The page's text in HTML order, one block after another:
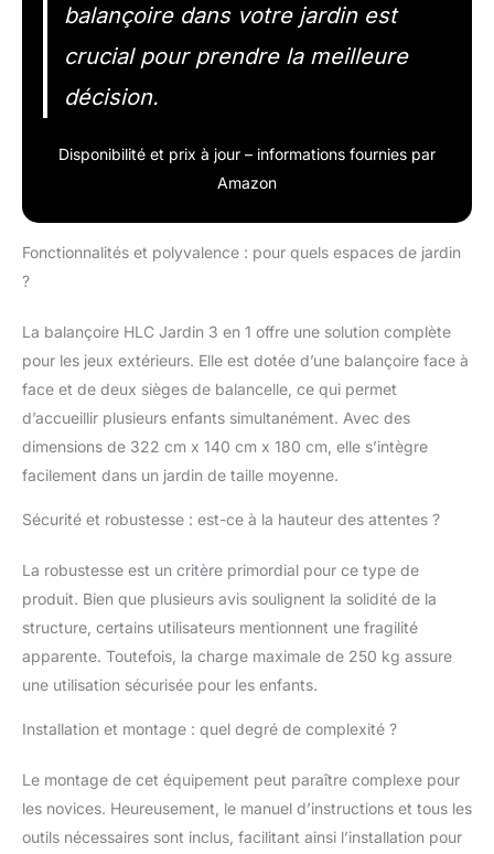
balançoire dans votre jardin est
crucial pour prendre la meilleure
décision.
Disponibilité et prix à jour – informations fournies par
Amazon
Fonctionnalités et polyvalence : pour quels espaces de jardin
?
La balançoire HLC Jardin 3 en 1 offre une solution complète
pour les jeux extérieurs. Elle est dotée d’une balançoire face à
face et de deux sièges de balancelle, ce qui permet
d’accueillir plusieurs enfants simultanément. Avec des
dimensions de 322 cm x 140 cm x 180 cm, elle s’intègre
facilement dans un jardin de taille moyenne.
Sécurité et robustesse : est-ce à la hauteur des attentes ?
La robustesse est un critère primordial pour ce type de
produit. Bien que plusieurs avis soulignent la solidité de la
structure, certains utilisateurs mentionnent une fragilité
apparente. Toutefois, la charge maximale de 250 kg assure
une utilisation sécurisée pour les enfants.
Installation et montage : quel degré de complexité ?
Le montage de cet équipement peut paraître complexe pour
les novices. Heureusement, le manuel d’instructions et tous les
outils nécessaires sont inclus, facilitant ainsi l’installation pour